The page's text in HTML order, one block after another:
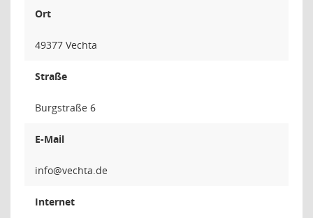
Ort
49377 Vechta
Straße
Burgstraße 6
E-Mail
Internet